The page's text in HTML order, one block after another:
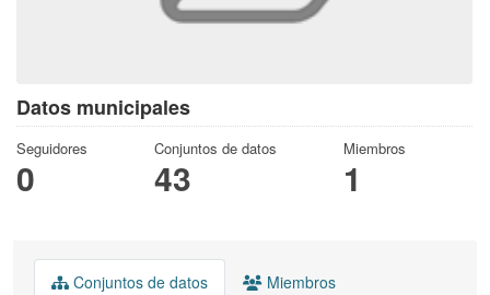
Datos municipales
Seguidores
0
Conjuntos de datos
43
Miembros
1
Conjuntos de datos Miembros